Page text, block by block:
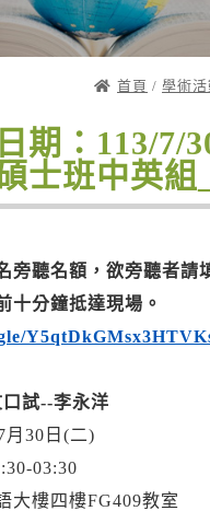
首頁 / 學術活
期：113/7/
士班中英組
旁聽名額，欲旁聽者請
十分鐘抵達現場。
試--李永洋
月30日(二)
03:30
大樓四樓FG409教室